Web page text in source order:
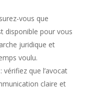
vous que
disponible pour vous
juridique et
voulu.
vérifiez que l’avocat
claire et